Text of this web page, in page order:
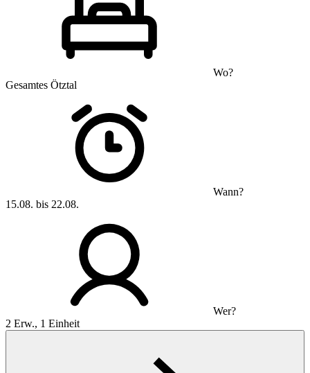
Wo?
Gesamtes Ötztal
Wann?
15.08. bis 22.08.
Wer?
2 Erw., 1 Einheit